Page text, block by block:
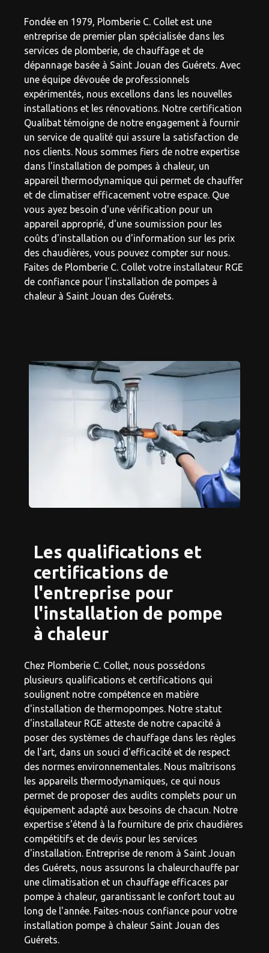
Fondée en 1979, Plomberie C. Collet est une
entreprise de premier plan spécialisée dans les
services de plomberie, de chauffage et de
dépannage basée à Saint Jouan des Guérets. Avec
une équipe dévouée de professionnels
expérimentés, nous excellons dans les nouvelles
installations et les rénovations. Notre certification
Qualibat témoigne de notre engagement à fournir
un service de qualité qui assure la satisfaction de
nos clients. Nous sommes fiers de notre expertise
dans l'installation de pompes à chaleur, un
appareil thermodynamique qui permet de chauffer
et de climatiser efficacement votre espace. Que
vous ayez besoin d'une vérification pour un
appareil approprié, d'une soumission pour les
coûts d'installation ou d'information sur les prix
des chaudières, vous pouvez compter sur nous.
Faites de Plomberie C. Collet votre installateur RGE
de confiance pour l'installation de pompes à
chaleur à Saint Jouan des Guérets.
Les qualifications et
certifications de
l'entreprise pour
l'installation de pompe
à chaleur
Chez Plomberie C. Collet, nous possédons
plusieurs qualifications et certifications qui
soulignent notre compétence en matière
d'installation de thermopompes. Notre statut
d'installateur RGE atteste de notre capacité à
poser des systèmes de chauffage dans les règles
de l'art, dans un souci d'efficacité et de respect
des normes environnementales. Nous maîtrisons
les appareils thermodynamiques, ce qui nous
permet de proposer des audits complets pour un
équipement adapté aux besoins de chacun. Notre
expertise s'étend à la fourniture de prix chaudières
compétitifs et de devis pour les services
d'installation. Entreprise de renom à Saint Jouan
des Guérets, nous assurons la chaleurchauffe par
une climatisation et un chauffage efficaces par
pompe à chaleur, garantissant le confort tout au
long de l'année. Faites-nous confiance pour votre
installation pompe à chaleur Saint Jouan des
Guérets.